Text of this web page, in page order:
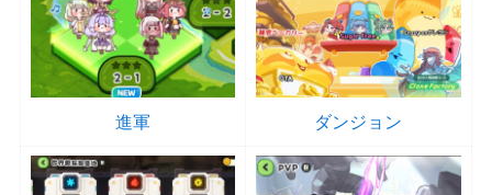
進軍 ダンジョン